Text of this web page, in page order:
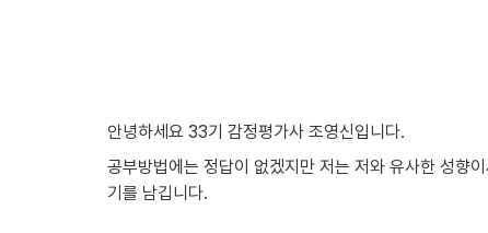
안녕하세요 33기 감정평가사 조영신입니다.
공부방법에는 정답이 없겠지만 저는 저와 유사한 성향
기를 남깁니다.